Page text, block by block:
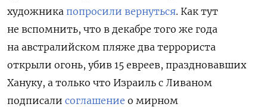
художника попросили вернуться. Как тут
не вспомнить, что в декабре того же года
на австралийском пляже два террориста
открыли огонь, убив 15 евреев, праздновавших
Хануку, а только что Израиль с Ливаном
подписали соглашение о мирном